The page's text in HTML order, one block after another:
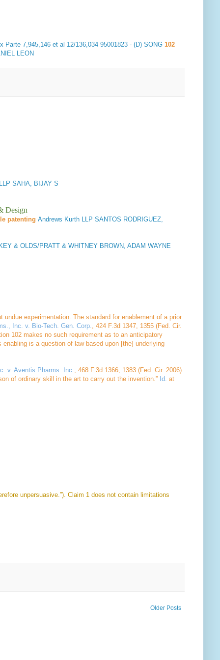
Parte 7,945,146 et al 12/136,034 95001823 - (D) SONG 102
LEON
SAHA, BIJAY S
Design
patentingAndrews Kurth LLP SANTOS RODRIGUEZ,
& OLDS/PRATT & WHITNEY BROWN, ADAM WAYNE
experimentation. The standard for enablement of a prior
Inc. v. Bio-Tech. Gen. Corp., 424 F.3d 1347, 1355 (Fed. Cir.
102 makes no such requirement as to an anticipatory
is a question of law based upon [the] underlying
v. Aventis Pharms. Inc., 468 F.3d 1366, 1383 (Fed. Cir. 2006).
of ordinary skill in the art to carry out the invention.” Id. at
unpersuasive.”). Claim 1 does not contain limitations
Older Posts